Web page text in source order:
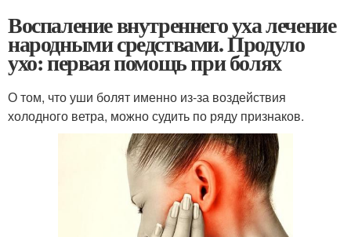
Воспаление внутреннего уха лечение
народными средствами. Продуло
ухо: первая помощь при болях
О том, что уши болят именно из-за воздействия
холодного ветра, можно судить по ряду признаков.